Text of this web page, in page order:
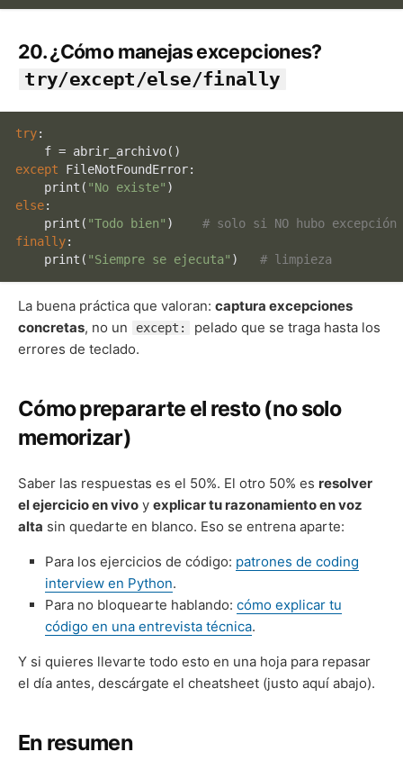
20. ¿Cómo manejas excepciones?
try/except/else/finally
try:
except FileNotFoundError:
print ( "No existe"
else:
print ( "Todo bien" ) # solo si NO hubo excepción
finally:
print ( "Siempre se ejecuta" ) # limpieza
La buena práctica que valoran: captura excepciones
concretas, no un except:
pelado que se traga hasta los
errores de teclado.
Cómo prepararte el resto (no solo
memorizar)
Saber las respuestas es el 50%. El otro 50% es resolver
el ejercicio en vivo y explicar tu razonamiento en voz
alta sin quedarte en blanco. Eso se entrena aparte:
Para los ejercicios de código: patrones de coding
interview en Python.
Para no bloquearte hablando: cómo explicar tu
código en una entrevista técnica.
Y si quieres llevarte todo esto en una hoja para repasar
el día antes, descárgate el cheatsheet (justo aquí abajo).
En resumen